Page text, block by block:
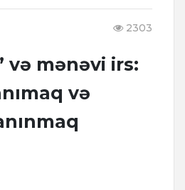
2303
və mənəvi irs:
və